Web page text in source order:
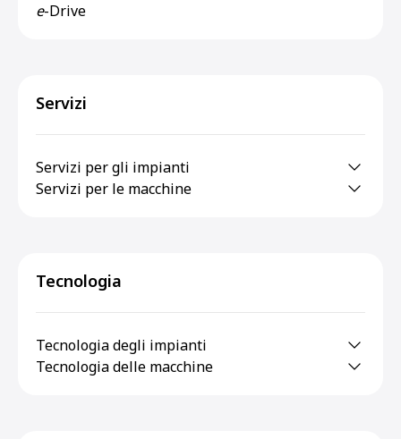
e-Drive
Servizi
Servizi per gli impianti
Servizi per le macchine
Tecnologia
Tecnologia degli impianti
Tecnologia delle macchine